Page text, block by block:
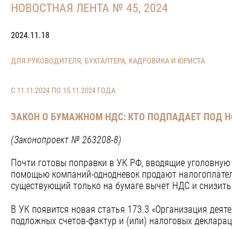
НОВОСТНАЯ ЛЕНТА № 45, 2024
2024.11.18
ДЛЯ РУКОВОДИТЕЛЯ, БУХГАЛТЕРА, КАДРОВИКА И ЮРИСТА
С 11.11.2024 ПО 15.11.2024 ГОДА
ЗАКОН О БУМАЖНОМ НДС: КТО ПОДПАДАЕТ ПОД
(Законопроект № 263208-8)
Почти готовы поправки в УК РФ, вводящие
помощью компаний-однодневок продают
существующий только на бумаге вычет НДС и снизить
В УК появится новая статья 173.3 «Организация
подложных счетов-фактур и (или) налоговых